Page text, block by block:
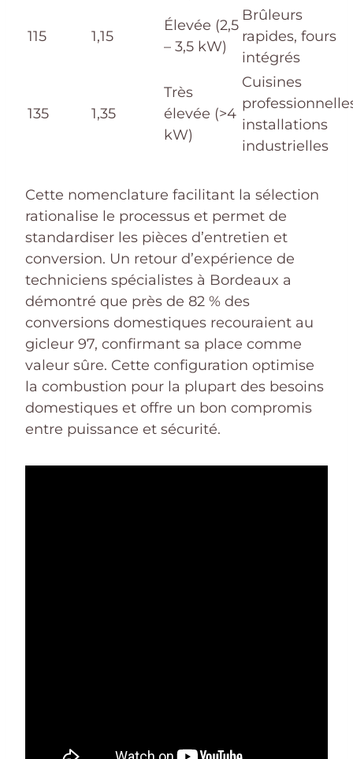
115 1,15
Élevée (2,5
– 3,5 kW)
Brûleurs
rapides, fours
intégrés
135 1,35
Très
élevée (>4
kW)
Cuisines
installations
industrielles
Cette nomenclature facilitant la sélection
rationalise le processus et permet de
standardiser les pièces d’entretien et
conversion. Un retour d’expérience de
techniciens spécialistes à Bordeaux a
démontré que près de 82 % des
conversions domestiques recouraient au
gicleur 97, confirmant sa place comme
valeur sûre. Cette configuration optimise
la combustion pour la plupart des besoins
domestiques et offre un bon compromis
entre puissance et sécurité.